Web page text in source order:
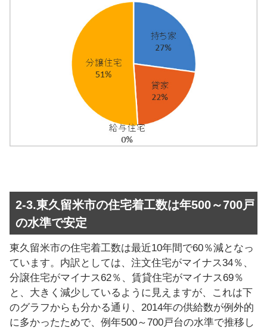
2-3.東久留米市の住宅着工数は年500～700戸
の水準で安定
東久留米市の住宅着工数は最近10年間で60％減となっ
ています。内訳としては、注文住宅がマイナス34％、
分譲住宅がマイナス62％、賃貸住宅がマイナス69％
と、大きく減少しているように見えますが、これは下
のグラフからも分かる通り、2014年の供給数が例外的
に多かったためで、例年500～700戸台の水準で推移し